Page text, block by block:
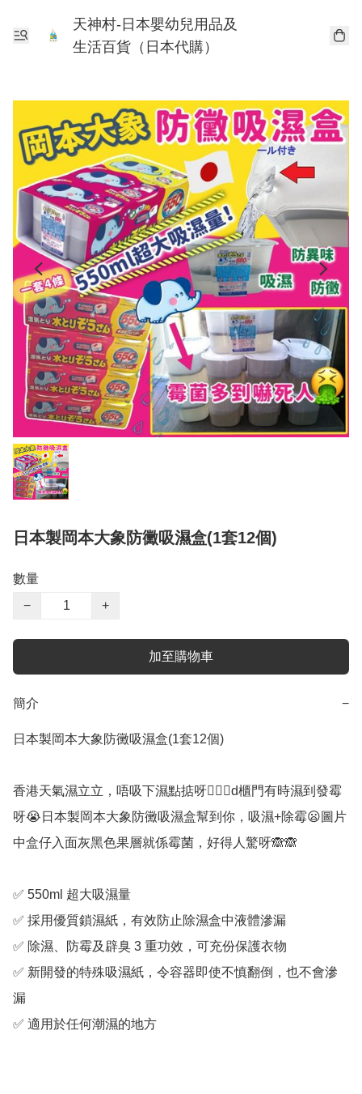
天神村-日本嬰幼兒用品及
生活百貨（日本代購）
日本製岡本大象防黴吸濕盒(1套12個)
數量
−
+
加至購物車
簡介 −
日本製岡本大象防黴吸濕盒(1套12個)
香港天氣濕立立，唔吸下濕點掂呀🤦🏻‍♀d櫃門有時濕到發霉
呀😭日本製岡本大象防黴吸濕盒幫到你，吸濕+除霉😦圖片
中盒仔入面灰黑色果層就係霉菌，好得人驚呀🙈🙈
✅ 550ml 超大吸濕量
✅ 採用優質鎖濕紙，有效防止除濕盒中液體滲漏
✅ 除濕、防霉及辟臭 3 重功效，可充份保護衣物
✅ 新開發的特殊吸濕紙，令容器即使不慎翻倒，也不會滲
漏
✅ 適用於任何潮濕的地方